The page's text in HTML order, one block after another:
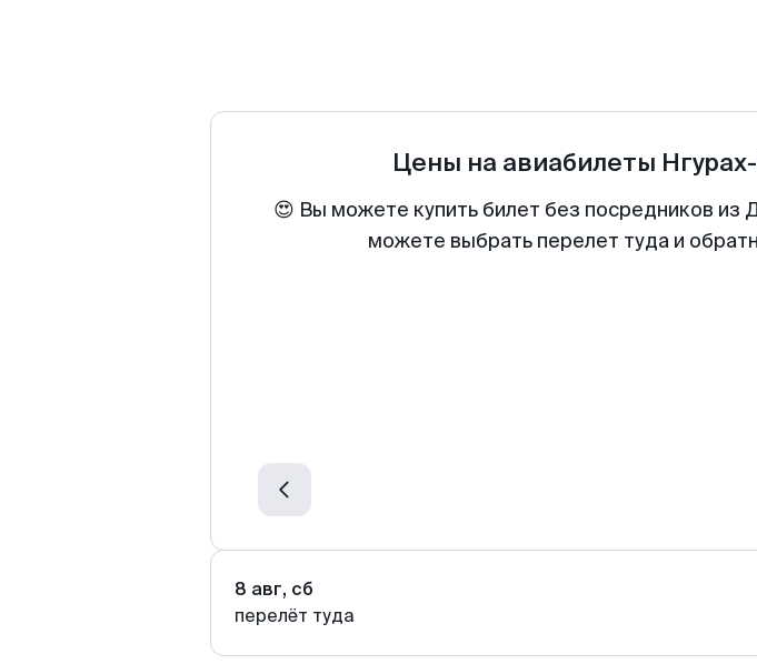
Цены на авиабилеты
😍 Вы можете купить билет без посредников
можете выбрать перелет туда и
8 авг, сб
перелёт туда